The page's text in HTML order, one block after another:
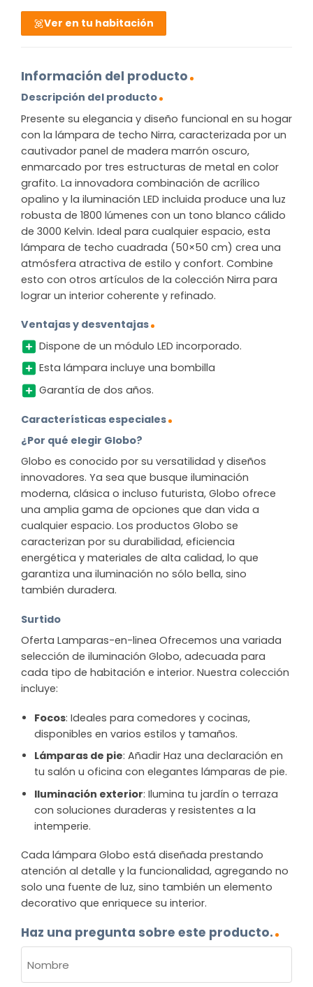
Ver en tu habitación
Información del producto
Descripción del producto
Presente su elegancia y diseño funcional en su hogar
con la lámpara de techo Nirra, caracterizada por un
cautivador panel de madera marrón oscuro,
enmarcado por tres estructuras de metal en color
grafito. La innovadora combinación de acrílico
opalino y la iluminación LED incluida produce una luz
robusta de 1800 lúmenes con un tono blanco cálido
de 3000 Kelvin. Ideal para cualquier espacio, esta
lámpara de techo cuadrada (50×50 cm) crea una
atmósfera atractiva de estilo y confort. Combine
esto con otros artículos de la colección Nirra para
lograr un interior coherente y refinado.
Ventajas y desventajas
Dispone de un módulo LED incorporado.
Esta lámpara incluye una bombilla
Garantía de dos años.
Características especiales
¿Por qué elegir Globo?
Globo es conocido por su versatilidad y diseños
innovadores. Ya sea que busque iluminación
moderna, clásica o incluso futurista, Globo ofrece
una amplia gama de opciones que dan vida a
cualquier espacio. Los productos Globo se
caracterizan por su durabilidad, eficiencia
energética y materiales de alta calidad, lo que
garantiza una iluminación no sólo bella, sino
también duradera.
Surtido
Oferta Lamparas-en-linea Ofrecemos una variada
selección de iluminación Globo, adecuada para
cada tipo de habitación e interior. Nuestra colección
incluye:
Focos: Ideales para comedores y cocinas,
disponibles en varios estilos y tamaños.
Lámparas de pie: Añadir Haz una declaración en
tu salón u oficina con elegantes lámparas de pie.
Iluminación exterior: Ilumina tu jardín o terraza
con soluciones duraderas y resistentes a la
intemperie.
Cada lámpara Globo está diseñada prestando
atención al detalle y la funcionalidad, agregando no
solo una fuente de luz, sino también un elemento
decorativo que enriquece su interior.
Haz una pregunta sobre este producto.
(OBLIGATORIO)